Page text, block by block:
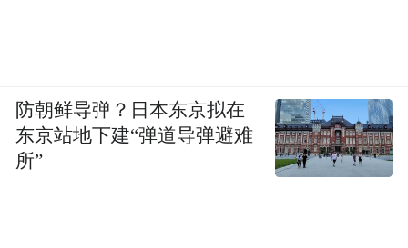
防朝鲜导弹？日本东京拟在
东京站地下建“弹道导弹避难
所”